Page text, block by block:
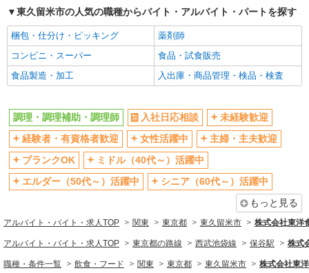
残業ほぼなし
交通費支給
社会保険あり
まかない・食事補助
制服貸与
同じ職種から求人を探す
調理・調理補助・調理師
同じ特徴から求人を探す
未経験歓迎
ミドル（40代～）活躍中
ボーナス・賞与あり
土日祝休み
まかない・食事補助
東久留米市の人気の職種からバイト・アルバイト・パートを探す
梱包・仕分け・ピッキング
薬剤師
コンビニ・スーパー
食品・試食販売
食品製造・加工
入出庫・商品管理・検品・検査
調理・調理補助・調理師 入社日応相談
未経験歓迎
経験者・有資格者歓迎
女性活躍中
主婦・主夫歓迎
ブランクOK
ミドル（40代～）活躍中
エルダー（50代～）活躍中
シニア（60代～）活躍中
もっと見る
アルバイト・バイト・求人TOP 関東 東京都 東久留米市 株式会社東洋
アルバイト・バイト・求人TOP 東京都の路線 西武池袋線 保谷駅 株式
職種・条件一覧 飲食・フード 関東 東京都 東久留米市 株式会社東